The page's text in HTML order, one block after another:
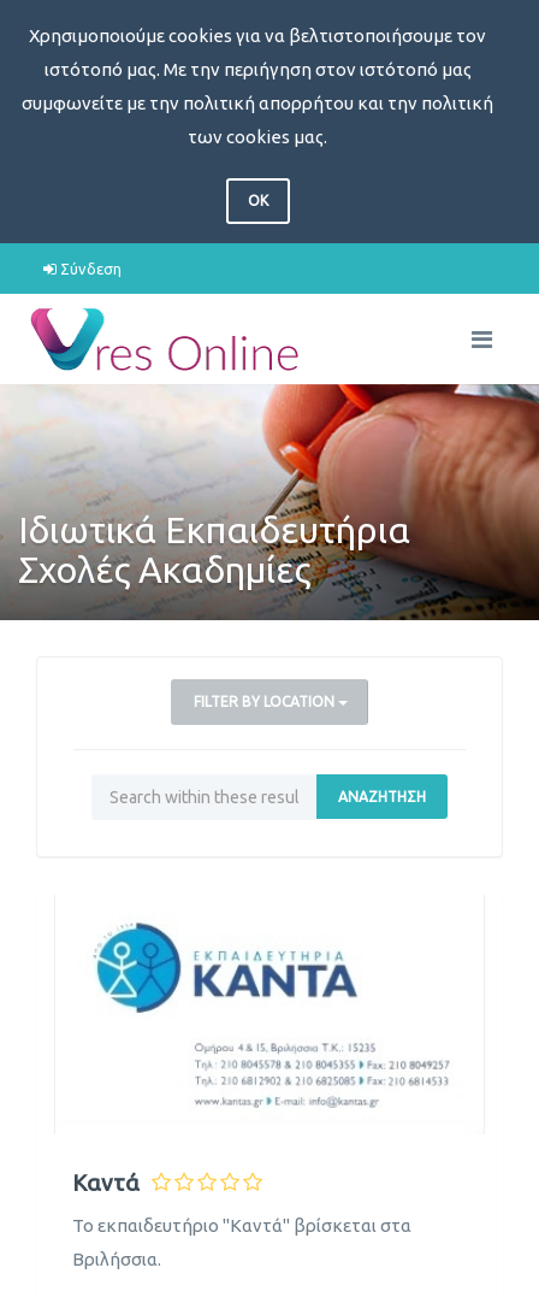
Χρησιμοποιούμε cookies για να βελτιστοποιήσουμε τον
ιστότοπό μας. Με την περιήγηση στον ιστότοπό μας
συμφωνείτε με την πολιτική απορρήτου και την πολιτική
των cookies μας.
OK
Σύνδεση
Ιδιωτικά Εκπαιδευτήρια
Σχολές Ακαδημίες
FILTER BY LOCATION
ΑΝΑΖΉΤΗΣΗ
Καντά
Το εκπαιδευτήριο "Καντά" βρίσκεται στα
Βριλήσσια.